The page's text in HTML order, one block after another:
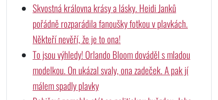
Skvostná královna krásy a lásky. Heidi Janků
pořádně rozparádila fanoušky fotkou v plavkách.
Někteří nevěří, že je to ona!
To jsou výhledy! Orlando Bloom dováděl s mladou
modelkou. On ukázal svaly, ona zadeček. A pak jí
málem spadly plavky